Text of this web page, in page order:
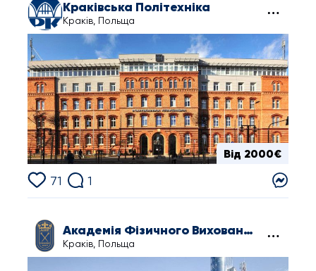
Краківська Політехніка
Краків, Польща
Від 2000€
71 1
Академія Фізичного Виховання в Кракові
Краків, Польща